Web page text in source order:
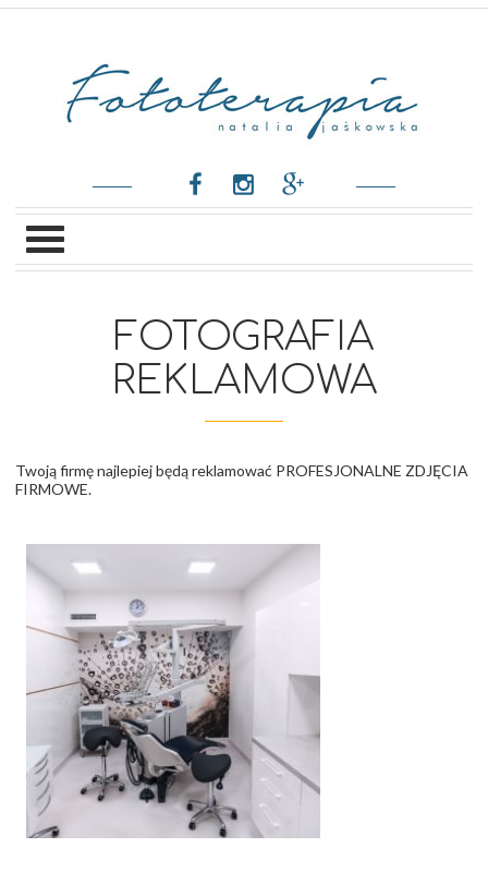
FOTOGRAFIA
REKLAMOWA
Twoją firmę najlepiej będą reklamować PROFESJONALNE ZDJĘCIA
FIRMOWE.